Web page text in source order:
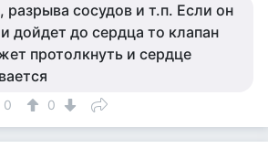
сосудов и т.п. Если он
дойдет до сердца то клапан
протолкнуть и сердце
0 0